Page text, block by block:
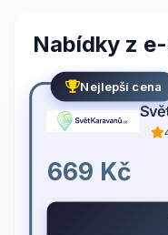
Nabídky z
Nejlepší cena
669 Kč